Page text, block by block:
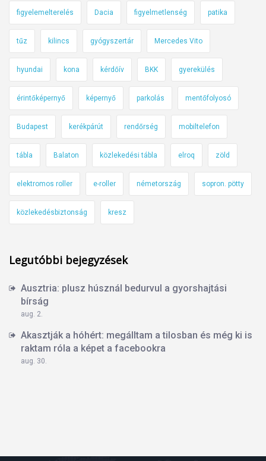
figyelemelterelés Dacia figyelmetlenség patika
tűz kilincs gyógyszertár Mercedes Vito
hyundai kona kérdőív BKK gyerekülés
érintőképernyő képernyő parkolás mentőfolyosó
Budapest kerékpárút rendőrség mobiltelefon
tábla Balaton közlekedési tábla elroq zöld
elektromos roller e-roller németország sopron. pötty
közlekedésbiztonság kresz
Legutóbbi bejegyzések
Ausztria: plusz húsznál bedurvul a gyorshajtási
bírság
aug. 2.
Akasztják a hóhért: megálltam a tilosban és még ki is
raktam róla a képet a facebookra
aug. 30.